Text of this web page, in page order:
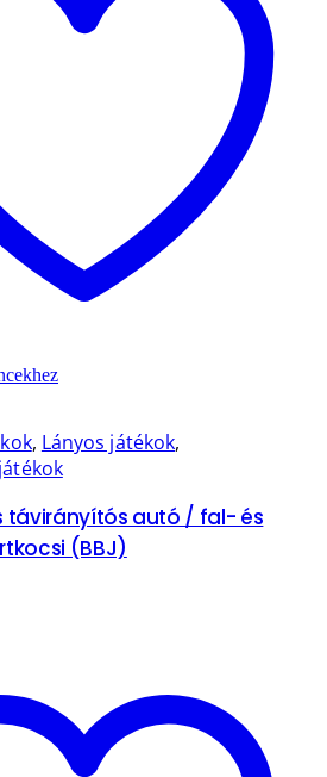
, Lányos játékok,
távirányítós autó / fal- és
(BBJ)